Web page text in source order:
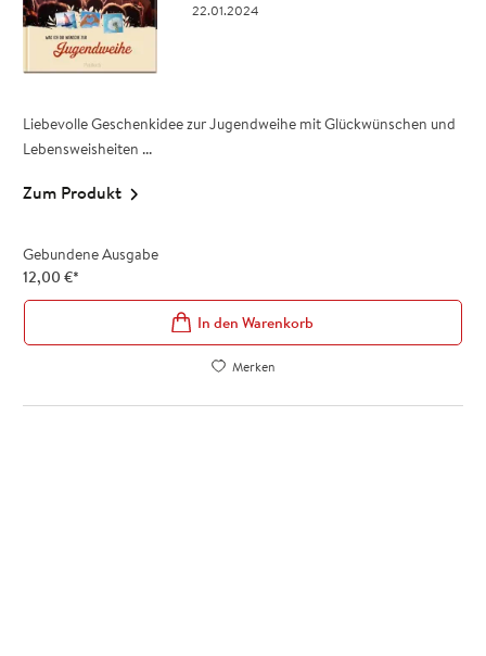
22.01.2024
Liebevolle Geschenkidee zur Jugendweihe mit Glückwünschen und
Lebensweisheiten ...
Zum Produkt
Gebundene Ausgabe
12,00 €*
In den Warenkorb
Merken